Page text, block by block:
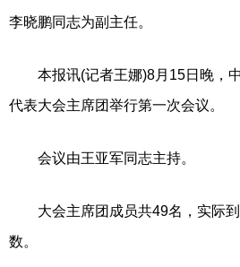
李晓鹏同志为副主任。
本报讯(记者王娜)8月15日晚，中
代表大会主席团举行第一次会议。
会议由王亚军同志主持。
大会主席团成员共49名，实际到
数。